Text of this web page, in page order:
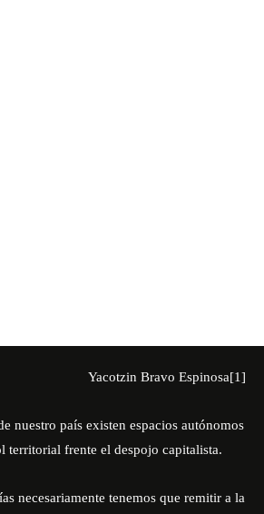
Yacotzin Bravo Espinosa[1]
nuestro país existen espacios autónomos
territorial frente el despojo capitalista.
necesariamente tenemos que remitir a la